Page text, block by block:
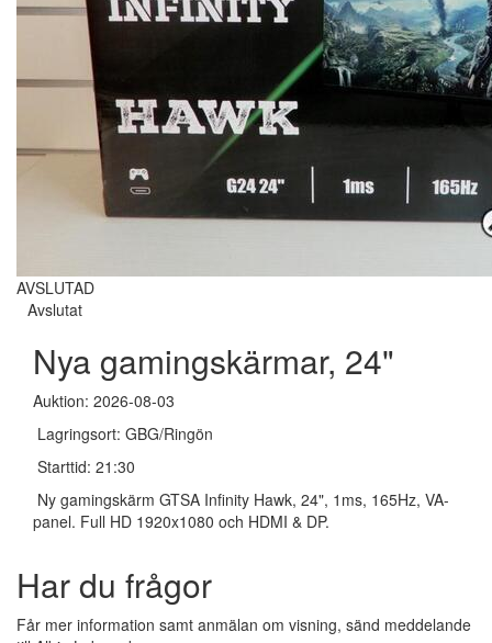
AVSLUTAD
Avslutat
Nya gamingskärmar, 24"
Auktion: 2026-08-03
Lagringsort: GBG/Ringön
Starttid: 21:30
Ny gamingskärm GTSA Infinity Hawk, 24", 1ms, 165Hz, VA-
panel. Full HD 1920x1080 och HDMI & DP.
Har du frågor
Får mer information samt anmälan om visning, sänd meddelande